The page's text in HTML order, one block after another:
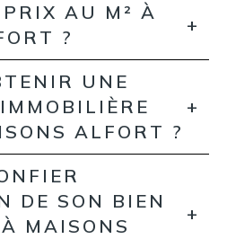
AU M² À
?
UNE
ALFORT ?
DE SON BIEN
MAISONS